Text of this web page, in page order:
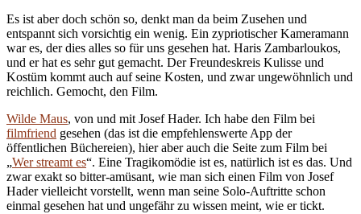
Es ist aber doch schön so, denkt man da beim Zusehen und
entspannt sich vorsichtig ein wenig. Ein zypriotischer Kameramann
war es, der dies alles so für uns gesehen hat. Haris Zambarloukos,
und er hat es sehr gut gemacht. Der Freundeskreis Kulisse und
Kostüm kommt auch auf seine Kosten, und zwar ungewöhnlich und
reichlich. Gemocht, den Film.
Wilde Maus, von und mit Josef Hader. Ich habe den Film bei
filmfriend gesehen (das ist die empfehlenswerte App der
öffentlichen Büchereien), hier aber auch die Seite zum Film bei
„Wer streamt es“. Eine Tragikomödie ist es, natürlich ist es das. Und
zwar exakt so bitter-amüsant, wie man sich einen Film von Josef
Hader vielleicht vorstellt, wenn man seine Solo-Auftritte schon
einmal gesehen hat und ungefähr zu wissen meint, wie er tickt.